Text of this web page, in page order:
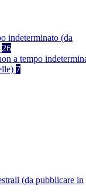
indeterminato (da
26
a tempo
7
(da pubblicare in